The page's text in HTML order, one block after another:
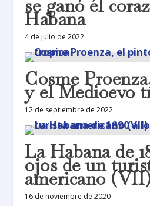
se ganó el
Habana
4 de julio de 2022
Cosme
y el Medioevo
12 de septiembre de 2022
La Habana de
ojos de un
americano
16 de noviembre de 2020